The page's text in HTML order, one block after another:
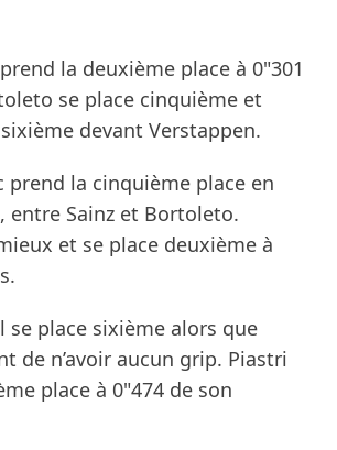
la deuxième place à 0"301
se place cinquième et
devant Verstappen.
prend la cinquième place en
entre Sainz et Bortoleto.
et se place deuxième à
se place sixième alors que
de n’avoir aucun grip. Piastri
place à 0"474 de son